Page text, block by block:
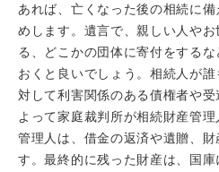
あれば、亡くなった後の相続に
めします。遺言で、親しい人や
る、どこかの団体に寄付をする
おくと良いでしょう。相続人が
対して利害関係のある債権者や
よって家庭裁判所が相続財産管
管理人は、借金の返済や遺贈、
す。最終的に残った財産は、国